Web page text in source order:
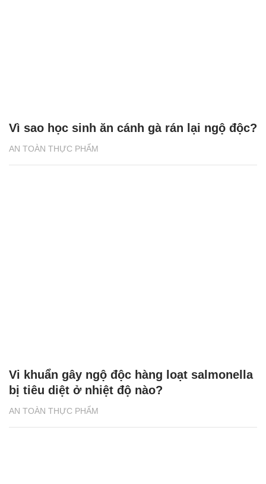
AN TOÀN THỰC PHẨM
Vì sao học sinh ăn cánh gà rán lại ngộ độc?
AN TOÀN THỰC PHẨM
Vi khuẩn gây ngộ độc hàng loạt salmonella
bị tiêu diệt ở nhiệt độ nào?